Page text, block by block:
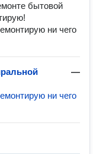
бытовой
ни чего
—
ни чего